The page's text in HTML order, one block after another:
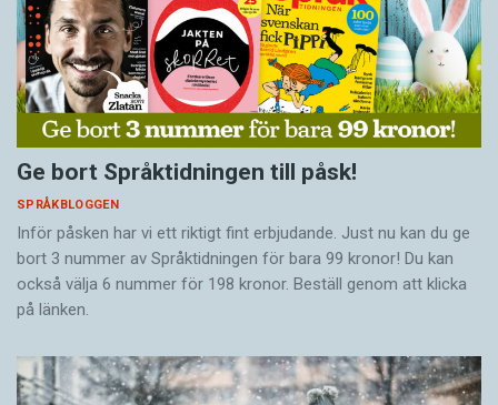
Ge bort Språktidningen till påsk!
SPRÅKBLOGGEN
Inför påsken har vi ett riktigt fint erbjudande. Just nu kan du ge
bort 3 nummer av Språktidningen för bara 99 kronor! Du kan
också välja 6 nummer för 198 kronor. Beställ genom att klicka
på länken.